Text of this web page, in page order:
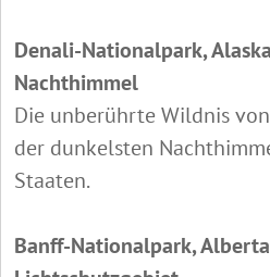
Denali-Nationalpark,
Nachthimmel
Die unberührte Wildnis
der dunkelsten
Staaten.
Banff-Nationalpark,